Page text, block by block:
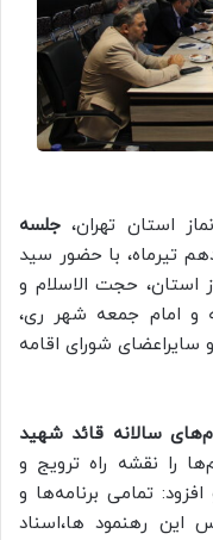
استان تهران، جلسه
تیرماه، با حضور سید
استان، حجت الاسلام و
و امام جمعه شهر ری،
سایراعضای شورای اقامه
سالانه قائد شهید
را نقشه راه ترویج و
تمامی برنامه‌ها و
این رهنمود ها،اسناد